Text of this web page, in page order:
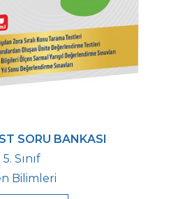
SORU BANKASI
5. Sınıf
Bilimleri